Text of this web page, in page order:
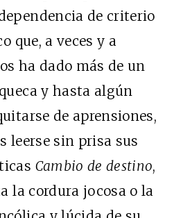
de criterio
que, a veces y a
ha dado más de un
y hasta algún
de aprensiones,
leerse sin prisa sus
Cambio de destino,
la cordura jocosa o la